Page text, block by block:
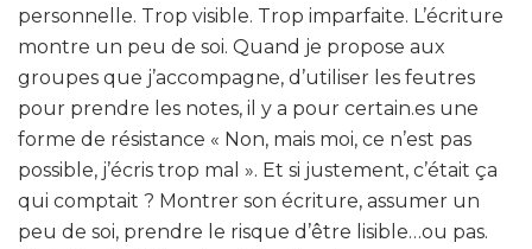
personnelle. Trop visible. Trop imparfaite. L’écriture
montre un peu de soi. Quand je propose aux
groupes que j’accompagne, d’utiliser les feutres
pour prendre les notes, il y a pour certain.es une
forme de résistance « Non, mais moi, ce n’est pas
possible, j’écris trop mal ». Et si justement, c’était ça
qui comptait ? Montrer son écriture, assumer un
peu de soi, prendre le risque d’être lisible…ou pas.